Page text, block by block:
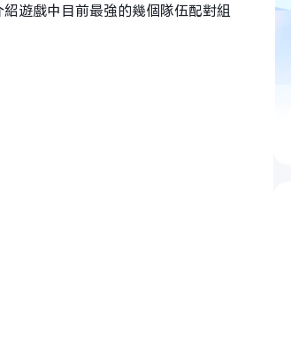
遊戲中目前最強的幾個隊伍配對組